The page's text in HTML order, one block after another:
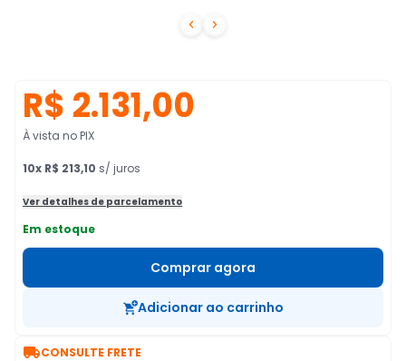
 
R$ 2.131,00
À vista no PIX
10x R$ 213,10 s/ juros
Ver detalhes de parcelamento
Em estoque
Comprar agora
Adicionar ao carrinho
CONSULTE FRETE